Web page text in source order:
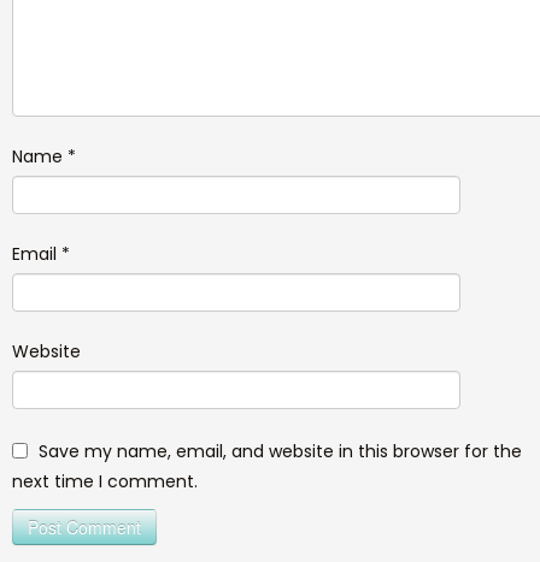
Name *
Email *
Website
Save my name, email, and website in this browser for the
next time I comment.